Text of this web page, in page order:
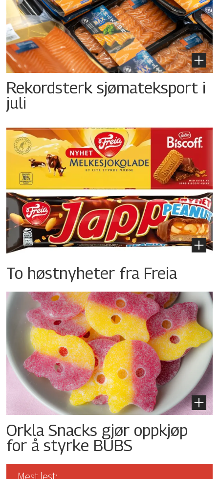
Rekordsterk sjømateksport i
juli
To høstnyheter fra Freia
Orkla Snacks gjør oppkjøp
for å styrke BUBS